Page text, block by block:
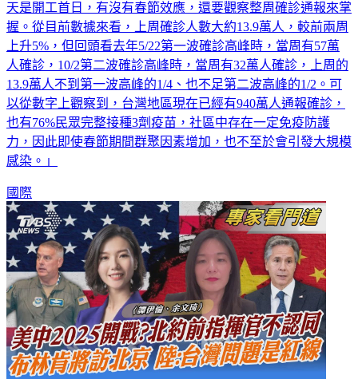
天是開工首日，有沒有春節效應，還要觀察整周確診通報來掌
握。從目前數據來看，上周確診人數大約13.9萬人，較前兩周
上升5%，但回頭看去年5/22第一波確診高峰時，當周有57萬
人確診，10/2第二波確診高峰時，當周有32萬人確診，上周的
13.9萬人不到第一波高峰的1/4、也不足第二波高峰的1/2。可
以從數字上觀察到，台灣地區現在已經有940萬人通報確診，
也有76%民眾完整接種3劑疫苗，社區中存在一定免疫防護
力，因此即使春節期間群聚因素增加，也不至於會引發大規模
感染。」
國際